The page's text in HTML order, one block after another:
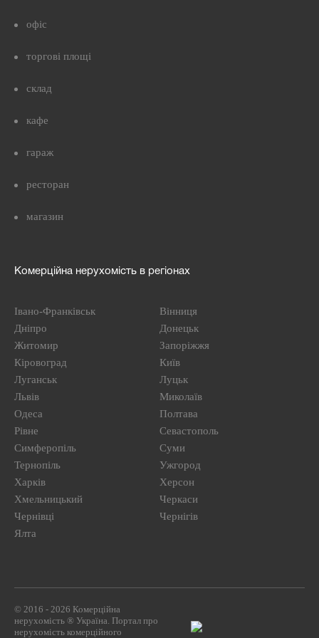
офіс
торгові площі
склад
кафе
гараж
ресторан
магазин
Комерційна нерухомість в регіонах
Івано-Франківськ
Вінниця
Дніпро
Донецьк
Житомир
Запоріжжя
Кіровоград
Київ
Луганськ
Луцьк
Львів
Миколаїв
Одеса
Полтава
Рівне
Севастополь
Симферопіль
Суми
Тернопіль
Ужгород
Харків
Херсон
Хмельницький
Черкаси
Чернівці
Чернігів
Ялта
© 2016 - 2026 Комерційна
нерухомість ® Україна. Портал про
нерухомість комерційного